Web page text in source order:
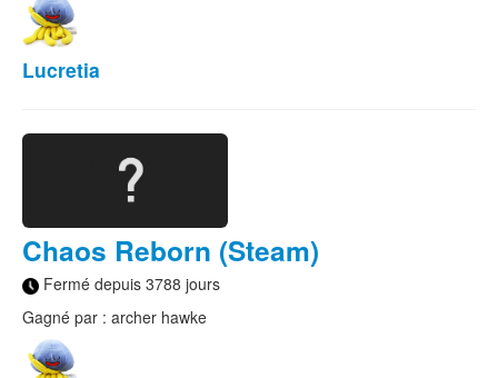
Lucretia
Chaos Reborn (Steam)
Fermé depuis 3788 jours
Gagné par : archer hawke